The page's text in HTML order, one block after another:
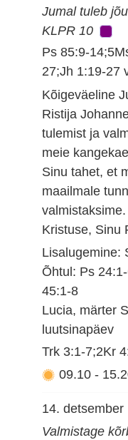
Jumal tuleb
KLPR 10
Ps 85:9-
27;Jh 1:19-27
Kõigeväeline
Ristija
tulemist ja
meie
Sinu tahet, et
maailmale
Kristuse, Sinu
Lisalugemine:
Õhtul: Ps
45:1-8
Lucia, märter
luutsinapäev
Trk 3:1-7;2Kr
09.10 -
14. detsember
Valmistage